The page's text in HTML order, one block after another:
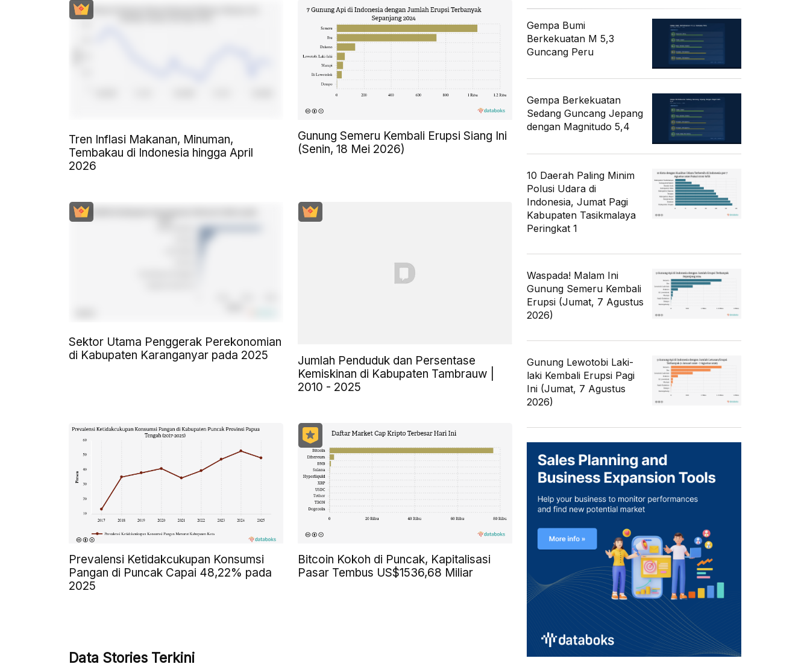
Tren Inflasi Makanan, Minuman,
Tembakau di Indonesia hingga April
2026
Gunung Semeru Kembali Erupsi Siang Ini
(Senin, 18 Mei 2026)
Sektor Utama Penggerak Perekonomian
di Kabupaten Karanganyar pada 2025
Jumlah Penduduk dan Persentase
Kemiskinan di Kabupaten Tambrauw |
2010 - 2025
Prevalensi Ketidakcukupan Konsumsi
Pangan di Puncak Capai 48,22% pada
2025
Bitcoin Kokoh di Puncak, Kapitalisasi
Pasar Tembus US$1536,68 Miliar
Data Stories Terkini
Gempa Bumi
Berkekuatan M 5,3
Guncang Peru
Gempa Berkekuatan
Sedang Guncang Jepang
dengan Magnitudo 5,4
10 Daerah Paling Minim
Polusi Udara di
Indonesia, Jumat Pagi
Kabupaten Tasikmalaya
Peringkat 1
Waspada! Malam Ini
Gunung Semeru Kembali
Erupsi (Jumat, 7 Agustus
2026)
Gunung Lewotobi Laki-
laki Kembali Erupsi Pagi
Ini (Jumat, 7 Agustus
2026)